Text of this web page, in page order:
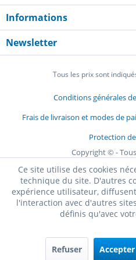
Informations
Newsletter
Tous les prix sont
Conditions générales
Frais de livraison et modes de
Protection
Copyright © -
Ce site utilise des cookies
technique du site. D'autres
expérience utilisateur,
l'interaction avec d'autres
définis qu'avec
Refuser Accepter